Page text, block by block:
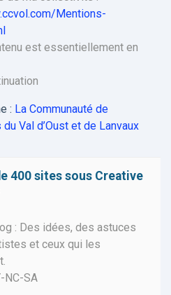
Mentions-
est essentiellement en
: La Communauté de
Val d’Oust et de Lanvaux
400 sites sous Creative
: Des idées, des astuces
et ceux qui les
NC-SA